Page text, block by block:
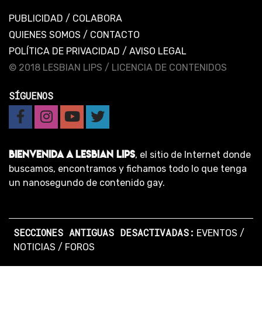
PUBLICIDAD / COLABORA
QUIENES SOMOS / CONTACTO
POLÍTICA DE PRIVACIDAD / AVISO LEGAL
© 2018 LESBIAN LIPS / LICENCIA DE CONTENIDOS
SÍGUENOS
BIENVENIDA A LESBIAN LIPS, el sitio de Internet donde
buscamos, encontramos y fichamos todo lo que tenga
un nanosegundo de contenido gay.
SECCIONES ANTIGUAS DESACTIVADAS: EVENTOS /
NOTICIAS / FOROS